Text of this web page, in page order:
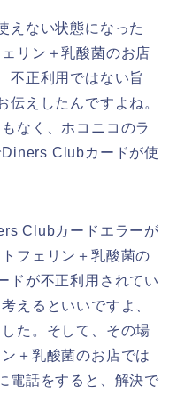
えない状態になった
リン＋乳酸菌のお店
不正利用ではない旨
えしたんですよね。
なく、ホコニコのラ
Clubカードが使
Clubカードエラーが
フェリン＋乳酸菌の
ドが不正利用されてい
えるといいですよ、
た。そして、その場
＋乳酸菌のお店では
電話をすると、解決で